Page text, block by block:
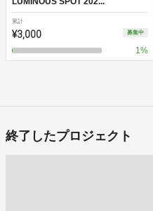
累計
¥3,000 募集中
1%
終了したプロジェクト